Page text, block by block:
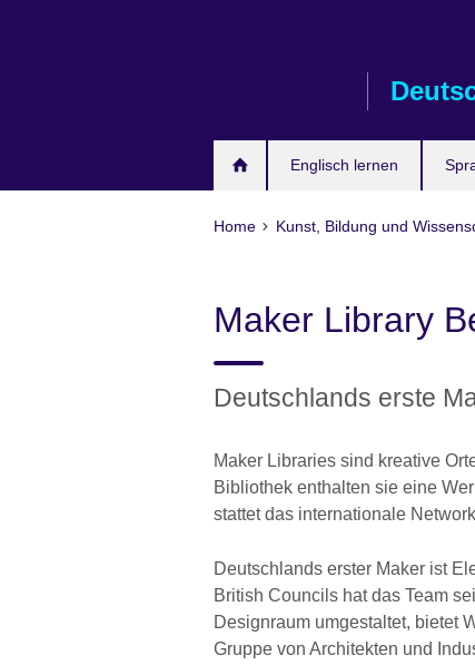
Englisch lernen
Home Kunst, Bildung und
Maker Library
Deutschlands erste
Maker Libraries sind kreative
Bibliothek enthalten sie eine
stattet das internationale
Deutschlands erster Maker ist
British Councils hat das Team
Designraum umgestaltet, bietet
Gruppe von Architekten und